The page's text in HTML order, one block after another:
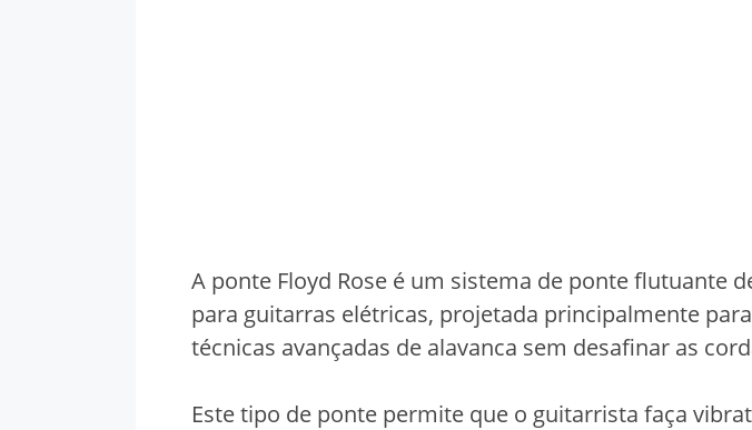
A ponte Floyd Rose é um sistema de ponte flutuante
para guitarras elétricas, projetada principalmente
técnicas avançadas de alavanca sem desafinar as
Este tipo de ponte permite que o guitarrista faça